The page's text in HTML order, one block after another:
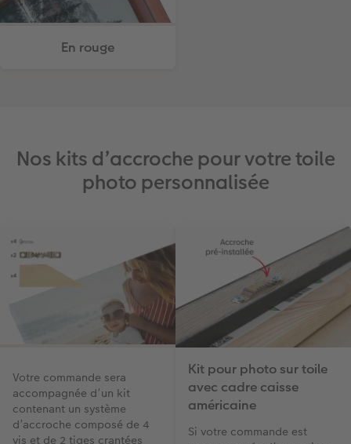
En rouge
Nos kits d’accroche pour votre toile
photo personnalisée
Votre commande sera
accompagnée d’un kit
contenant un système
d’accroche composé de 4
vis et de 2 tiges crantées
Kit pour photo sur toile
avec cadre caisse
américaine
Si votre commande est